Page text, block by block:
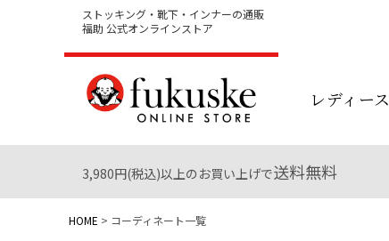
ストッキング・靴下・インナーの通販
福助 公式オンラインストア
レディース
3,980円(税込)以上のお買い上げで送料無料
HOME コーディネート一覧